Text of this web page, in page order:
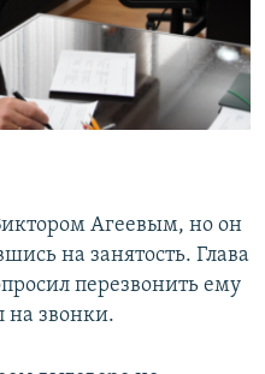
Агеевым, но он
на занятость. Глава
перезвонить ему
на звонки.